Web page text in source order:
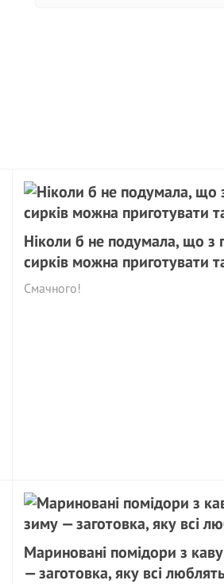
Ніколи б не подумала, що з
сирків можна приготувати
Смачного!
Мариновані помідори з
— заготовка, яку всі